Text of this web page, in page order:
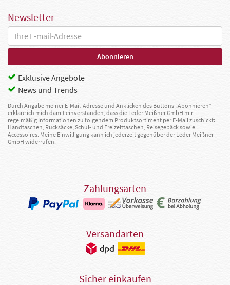
Newsletter
Exklusive Angebote
News und Trends
Durch Angabe meiner E-Mail-Adresse und Anklicken des Buttons „Abonnieren“
erkläre ich mich damit einverstanden, dass die Leder Meißner GmbH mir
regelmäßig Informationen zu folgendem Produktsortiment per E-Mail zuschickt:
Handtaschen, Rucksäcke, Schul- und Freizeittaschen, Reisegepäck sowie
Accessoires. Meine Einwilligung kann ich jederzeit gegenüber der Leder Meißner
GmbH widerrufen.
Zahlungsarten
Versandarten
Sicher einkaufen